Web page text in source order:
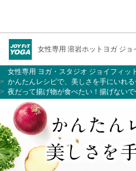
女性専用 溶岩ホットヨガ ジョ
入会のご案内
女性専用 ヨガ・スタジオ ジョイフィッ
かんたんレシピで、美しさを手にいれ
夜だって揚げ物が食べたい！揚げない